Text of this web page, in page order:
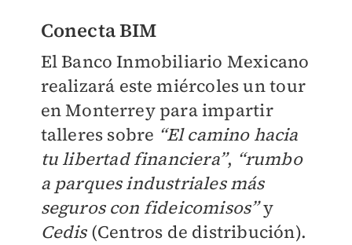
Conecta BIM
El Banco Inmobiliario Mexicano
realizará este miércoles un tour
en Monterrey para impartir
talleres sobre “El camino hacia
tu libertad financiera”, “rumbo
a parques industriales más
seguros con fideicomisos”y
Cedis (Centros de distribución).